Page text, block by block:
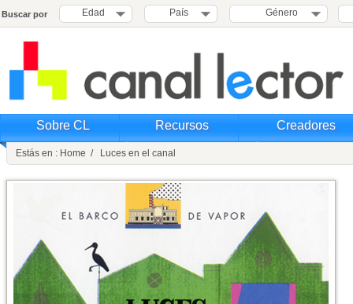
Buscar por Edad País Género
Sobre CL Recursos Creadores
Estás en : Home / Luces en el canal